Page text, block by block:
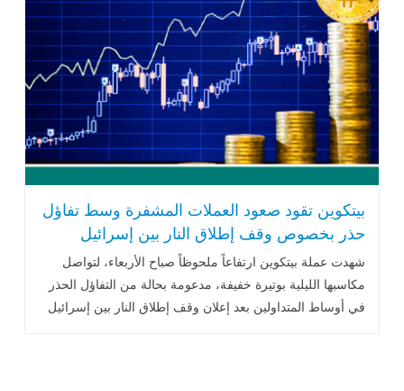
بيتكوين تقود صعود العملات المشفرة وسط تفاؤل
حذر بخصوص وقف إطلاق النار بين إسرائيل
وإيران
شهدت عملة بيتكوين ارتفاعاً ملحوظاً صباح الأربعاء، لتواصل
مكاسبها الليلية بوتيرة خفيفة، مدعومة بحالة من التفاؤل الحذر
في أوساط المتداولين بعد إعلان وقف إطلاق النار بين إسرائيل